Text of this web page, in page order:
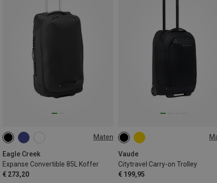
Maten
Eagle Creek
Expanse Convertible 85L Koffer
€ 273,20
85L
Vaude
Citytravel Carry-on Trolley
€ 199,95
29L